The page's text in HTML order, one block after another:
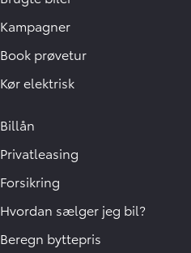
Kampagner
Book prøvetur
Kør elektrisk
Billån
Privatleasing
Forsikring
Hvordan sælger jeg bil?
Beregn byttepris